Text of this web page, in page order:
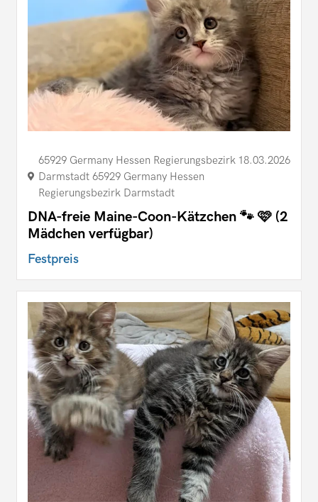
65929 Germany Hessen Regierungsbezirk
Darmstadt 65929 Germany Hessen
Regierungsbezirk Darmstadt
18.03.2026
DNA-freie Maine-Coon-Kätzchen 🐾 🩷 (2
Mädchen verfügbar)
Festpreis